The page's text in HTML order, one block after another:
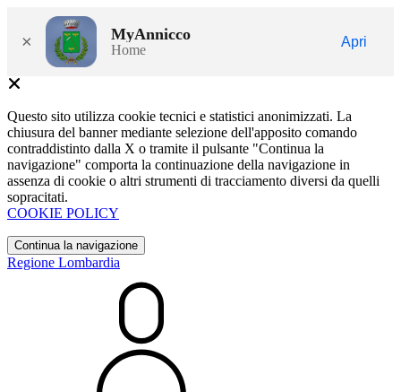
× MyAnnicco
Home
Apri
Questo sito utilizza cookie tecnici e statistici anonimizzati. La
chiusura del banner mediante selezione dell'apposito comando
contraddistinto dalla X o tramite il pulsante "Continua la
navigazione" comporta la continuazione della navigazione in
assenza di cookie o altri strumenti di tracciamento diversi da quelli
sopracitati.
COOKIE POLICY
Continua la navigazione
Regione Lombardia